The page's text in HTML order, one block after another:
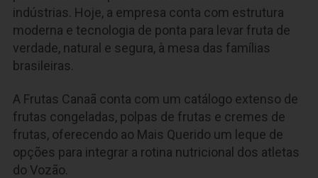
indústrias. Hoje, a empresa conta com estrutura
moderna e tecnologia de ponta para levar fruta de
verdade, natural e segura, à mesa das famílias
brasileiras.
A Frutas Canaã conta com um catálogo extenso de
frutas congeladas, polpas de frutas e cremes de
frutas, oferecendo ao Mais Querido um leque de
opções para integrar a rotina nutricional dos atletas
do Vozão.